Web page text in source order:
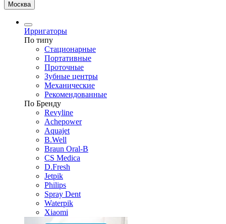
Москва
Ирригаторы
По типу
Стационарные
Портативные
Проточные
Зубные центры
Механические
Рекомендованные
По Бренду
Revyline
Achepower
Aquajet
B.Well
Braun Oral-B
CS Medica
D.Fresh
Jetpik
Philips
Spray Dent
Waterpik
Xiaomi